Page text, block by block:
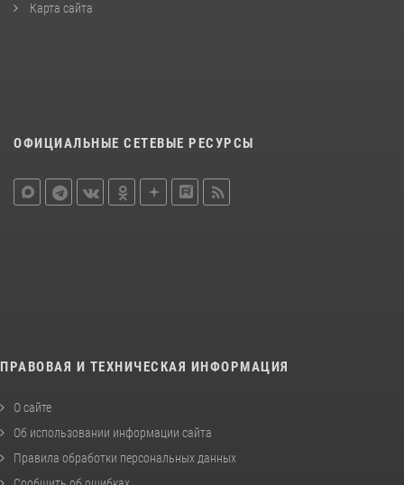
Карта сайта
ОФИЦИАЛЬНЫЕ СЕТЕВЫЕ РЕСУРСЫ
ПРАВОВАЯ И ТЕХНИЧЕСКАЯ ИНФОРМАЦИЯ
О сайте
Об использовании информации сайта
Правила обработки персональных данных